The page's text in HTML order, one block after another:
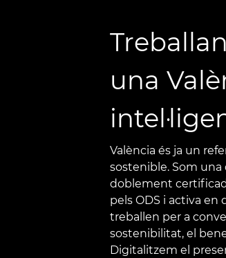
una
València és ja un
sostenible. Som
doblement
pels ODS i activa
treballen per a
sostenibilitat, el
Digitalitzem el